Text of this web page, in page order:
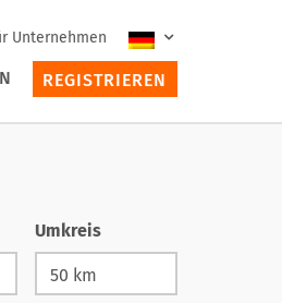
Unternehmen
REGISTRIEREN
Umkreis